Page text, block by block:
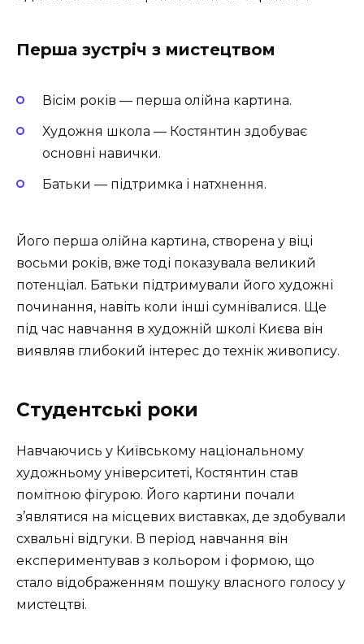
Перша зустріч з мистецтвом
Вісім років — перша олійна картина.
Художня школа — Костянтин здобуває
основні навички.
Батьки — підтримка і натхнення.
Його перша олійна картина, створена у віці
восьми років, вже тоді показувала великий
потенціал. Батьки підтримували його художні
починання, навіть коли інші сумнівалися. Ще
під час навчання в художній школі Києва він
виявляв глибокий інтерес до технік живопису.
Студентські роки
Навчаючись у Київському національному
художньому університеті, Костянтин став
помітною фігурою. Його картини почали
з’являтися на місцевих виставках, де здобували
схвальні відгуки. В період навчання він
експериментував з кольором і формою, що
стало відображенням пошуку власного голосу у
мистецтві.